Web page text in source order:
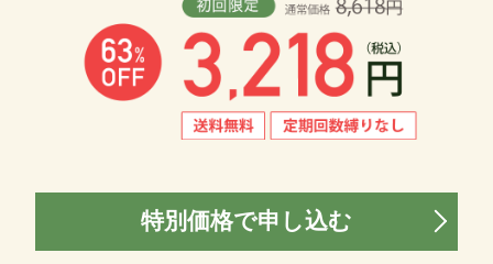
特別価格で申し込む